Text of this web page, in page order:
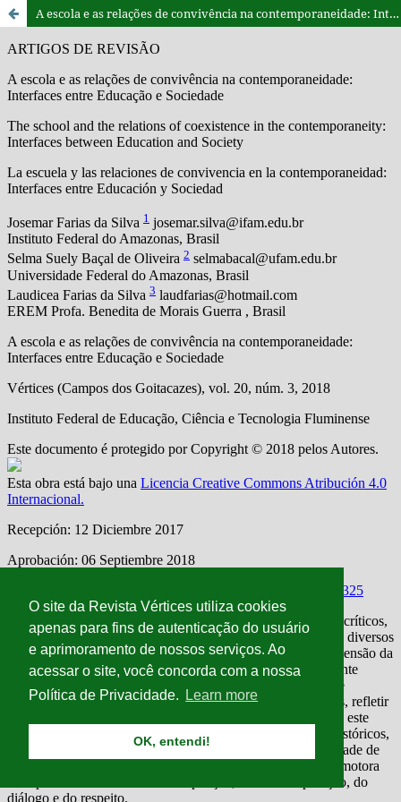
O site da Revista Vértices utiliza cookies
apenas para fins de autenticação do usuário
e aprimoramento de nossos serviços. Ao
acessar o site, você concorda com a nossa
Política de Privacidade.
Learn more
OK, entendi!
A escola e as relações de convivência na contemporaneidade: Interfaces entre Educação e Sociedade